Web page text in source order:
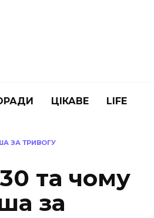
ЦІКАВЕ LIFE
ЗА ТРИВОГУ
та чому
за